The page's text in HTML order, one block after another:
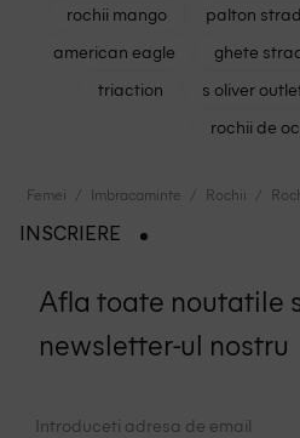
rochii mango
palton
american eagle
ghete
triaction
s oliver
rochii de
Femei Imbracaminte Rochii
INSCRIERE
Afla toate noutatile
newsletter-ul nostru